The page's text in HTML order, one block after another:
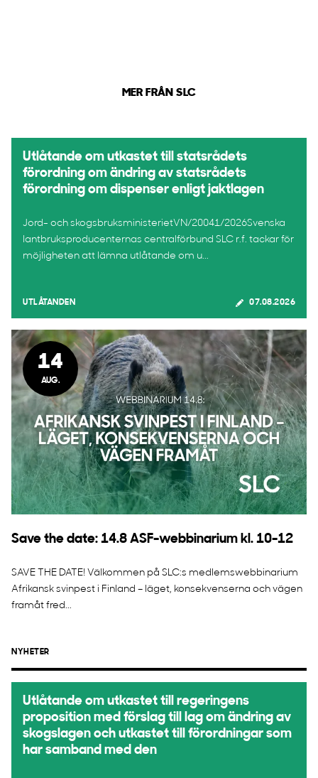
MER FRÅN SLC
Utlåtande om utkastet till statsrådets
förordning om ändring av statsrådets
förordning om dispenser enligt jaktlagen
Jord- och skogsbruksministerietVN/20041/2026Svenska
lantbruksproducenternas centralförbund SLC r.f. tackar för
möjligheten att lämna utlåtande om u...
UTLÅTANDEN 07.08.2026
14
AUG.
Save the date: 14.8 ASF-webbinarium kl. 10-12
SAVE THE DATE! Välkommen på SLC:s medlemswebbinarium
Afrikansk svinpest i Finland – läget, konsekvenserna och vägen
framåt fred...
NYHETER
Utlåtande om utkastet till regeringens
proposition med förslag till lag om ändring av
skogslagen och utkastet till förordningar som
har samband med den